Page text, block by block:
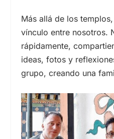
Más allá de los
vínculo entre nosotros.
rápidamente,
ideas, fotos y
grupo, creando una